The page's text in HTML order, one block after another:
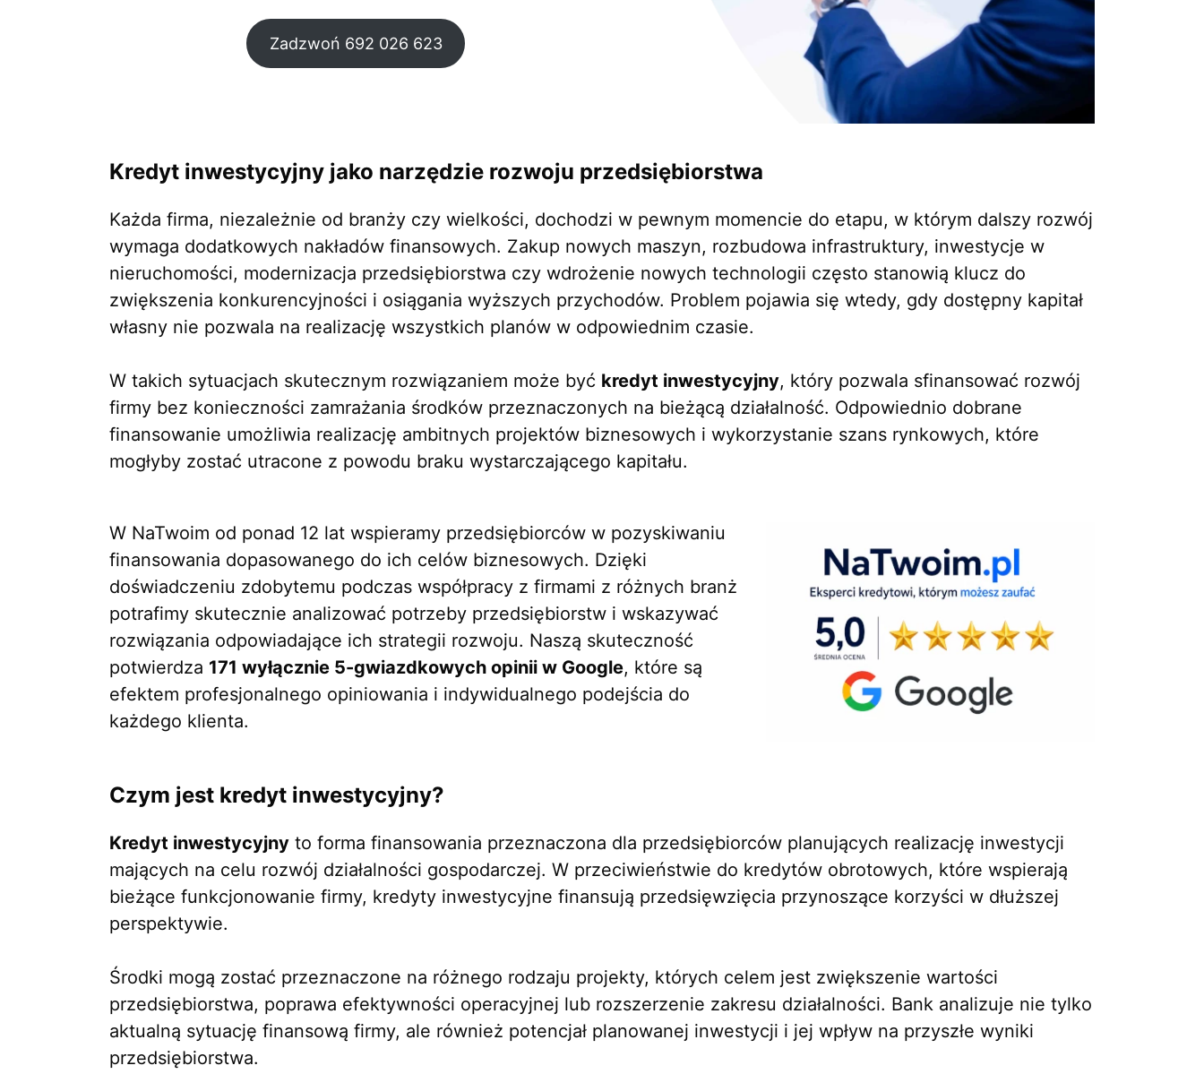
Zadzwoń 692 026 623
Kredyt inwestycyjny jako narzędzie rozwoju przedsiębiorstwa
Każda firma, niezależnie od branży czy wielkości, dochodzi w pewnym momencie do etapu, w którym dalszy rozwój
wymaga dodatkowych nakładów finansowych. Zakup nowych maszyn, rozbudowa infrastruktury, inwestycje w
nieruchomości, modernizacja przedsiębiorstwa czy wdrożenie nowych technologii często stanowią klucz do
zwiększenia konkurencyjności i osiągania wyższych przychodów. Problem pojawia się wtedy, gdy dostępny kapitał
własny nie pozwala na realizację wszystkich planów w odpowiednim czasie.
W takich sytuacjach skutecznym rozwiązaniem może być kredyt inwestycyjny, który pozwala sfinansować rozwój
firmy bez konieczności zamrażania środków przeznaczonych na bieżącą działalność. Odpowiednio dobrane
finansowanie umożliwia realizację ambitnych projektów biznesowych i wykorzystanie szans rynkowych, które
mogłyby zostać utracone z powodu braku wystarczającego kapitału.
W NaTwoim od ponad 12 lat wspieramy przedsiębiorców w pozyskiwaniu
finansowania dopasowanego do ich celów biznesowych. Dzięki
doświadczeniu zdobytemu podczas współpracy z firmami z różnych branż
potrafimy skutecznie analizować potrzeby przedsiębiorstw i wskazywać
rozwiązania odpowiadające ich strategii rozwoju. Naszą skuteczność
potwierdza 171 wyłącznie 5-gwiazdkowych opinii w Google, które są
efektem profesjonalnego opiniowania i indywidualnego podejścia do
każdego klienta.
Czym jest kredyt inwestycyjny?
Kredyt inwestycyjny to forma finansowania przeznaczona dla przedsiębiorców planujących realizację inwestycji
mających na celu rozwój działalności gospodarczej. W przeciwieństwie do kredytów obrotowych, które wspierają
bieżące funkcjonowanie firmy, kredyty inwestycyjne finansują przedsięwzięcia przynoszące korzyści w dłuższej
perspektywie.
Środki mogą zostać przeznaczone na różnego rodzaju projekty, których celem jest zwiększenie wartości
przedsiębiorstwa, poprawa efektywności operacyjnej lub rozszerzenie zakresu działalności. Bank analizuje nie tylko
aktualną sytuację finansową firmy, ale również potencjał planowanej inwestycji i jej wpływ na przyszłe wyniki
przedsiębiorstwa.